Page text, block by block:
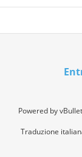
Powered by
Traduzione